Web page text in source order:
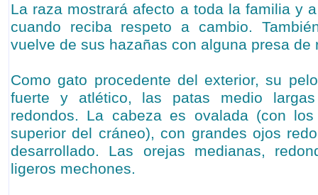
La raza mostrará afecto a toda la familia y
cuando reciba respeto a cambio.
vuelve de sus hazañas con alguna presa de
Como gato procedente del exterior, su
fuerte y atlético, las patas medio
redondos. La cabeza es ovalada (con
superior del cráneo), con grandes ojos
desarrollado. Las orejas medianas,
ligeros mechones.